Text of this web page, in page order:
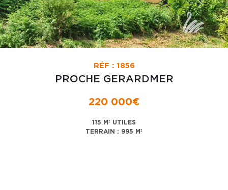
RÉF : 1856
PROCHE GERARDMER
220 000€
115 M² UTILES
TERRAIN : 995 M²